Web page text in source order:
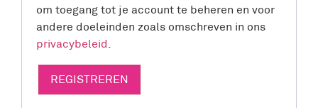
om toegang tot je account te beheren en voor
andere doeleinden zoals omschreven in ons
privacybeleid
REGISTREREN